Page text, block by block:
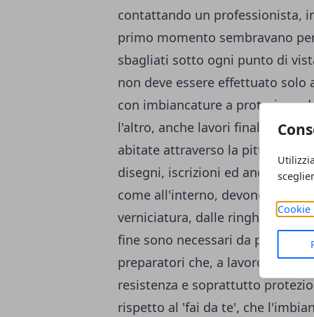
Cookie
contattando un professionista,
primo momento sembravano
sbagliati sotto ogni punto di
non deve essere effettuato
con imbiancature a protezione
l'altro, anche lavori finalizzati a
abitate attraverso la pittura
disegni, iscrizioni ed anche
come all'interno, devono
verniciatura, dalle ringhiere alle
fine sono necessari da parte
preparatori che, a lavoro
resistenza e soprattutto
rispetto al 'fai da te', che